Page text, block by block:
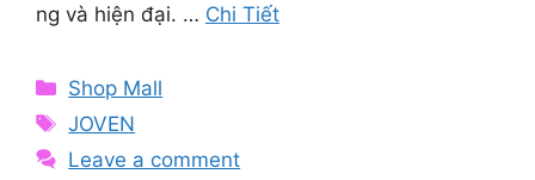
ng và hiện đại. … Chi Tiết
Categories
Shop Mall
Tags
JOVEN
Leave a comment